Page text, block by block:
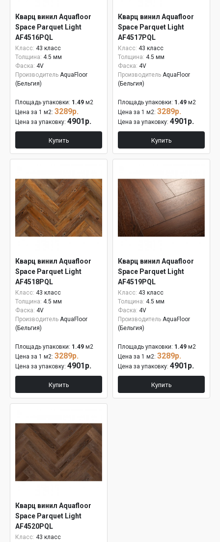
Кварц винил Aquafloor
Space Parquet Light
AF4516PQL
Класс: 43 класс
Толщина: 4.5 мм
Фаска: 4V
Производитель AquaFloor
(Бельгия)
Площадь упаковки: 1.49 м2
Цена за 1 м2: 3289р.
Цена за упаковку: 4901р.
Купить
Кварц винил Aquafloor
Space Parquet Light
AF4517PQL
Класс: 43 класс
Толщина: 4.5 мм
Фаска: 4V
Производитель AquaFloor
(Бельгия)
Площадь упаковки: 1.49 м2
Цена за 1 м2: 3289р.
Цена за упаковку: 4901р.
Купить
Кварц винил Aquafloor
Space Parquet Light
AF4518PQL
Класс: 43 класс
Толщина: 4.5 мм
Фаска: 4V
Производитель AquaFloor
(Бельгия)
Площадь упаковки: 1.49 м2
Цена за 1 м2: 3289р.
Цена за упаковку: 4901р.
Купить
Кварц винил Aquafloor
Space Parquet Light
AF4519PQL
Класс: 43 класс
Толщина: 4.5 мм
Фаска: 4V
Производитель AquaFloor
(Бельгия)
Площадь упаковки: 1.49 м2
Цена за 1 м2: 3289р.
Цена за упаковку: 4901р.
Купить
Кварц винил Aquafloor
Space Parquet Light
AF4520PQL
Класс: 43 класс